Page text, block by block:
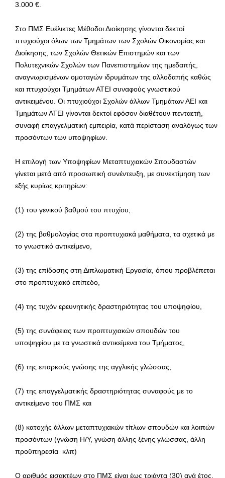
3.000 €.
Στο ΠΜΣ Ευέλικτες Μέθοδοι Διοίκησης γίνονται δεκτοί
πτυχιούχοι όλων των Τμημάτων των Σχολών Οικονομίας και
Διοίκησης, των Σχολών Θετικών Επιστημών και των
Πολυτεχνικών Σχολών των Πανεπιστημίων της ημεδαπής,
αναγνωρισμένων ομοταγών ιδρυμάτων της αλλοδαπής καθώς
και πτυχιούχοι Τμημάτων ΑΤΕΙ συναφούς γνωστικού
αντικειμένου. Οι πτυχιούχοι Σχολών άλλων Τμημάτων ΑΕΙ και
Τμημάτων ΑΤΕΙ γίνονται δεκτοί εφόσον διαθέτουν πενταετή,
συναφή επαγγελματική εμπειρία, κατά περίσταση αναλόγως των
προσόντων των υποψηφίων.
H επιλογή των Υποψηφίων Μεταπτυχιακών Σπουδαστών
γίνεται μετά από προσωπική συνέντευξη, με συνεκτίμηση των
εξής κυρίως κριτηρίων:
(1) του γενικού βαθμού του πτυχίου,
(2) της βαθμολογίας στα προπτυχιακά μαθήματα, τα σχετικά με
το γνωστικό αντικείμενο,
(3) της επίδοσης στη Διπλωματική Εργασία, όπου προβλέπεται
στο προπτυχιακό επίπεδο,
(4) της τυχόν ερευνητικής δραστηριότητας του υποψηφίου,
(5) της συνάφειας των προπτυχιακών σπουδών του
υποψηφίου με τα γνωστικά αντικείμενα του Τμήματος,
(6) της επαρκούς γνώσης της αγγλικής γλώσσας,
(7) της επαγγελματικής δραστηριότητας συναφούς με το
αντικείμενο του ΠΜΣ και
(8) κατοχής άλλων μεταπτυχιακών τίτλων σπουδών και λοιπών
προσόντων (γνώση Η/Υ, γνώση άλλης ξένης γλώσσας, άλλη
προϋπηρεσία κλπ)
Ο αριθμός εισακτέων στο ΠΜΣ είναι έως τριάντα (30) ανά έτος.